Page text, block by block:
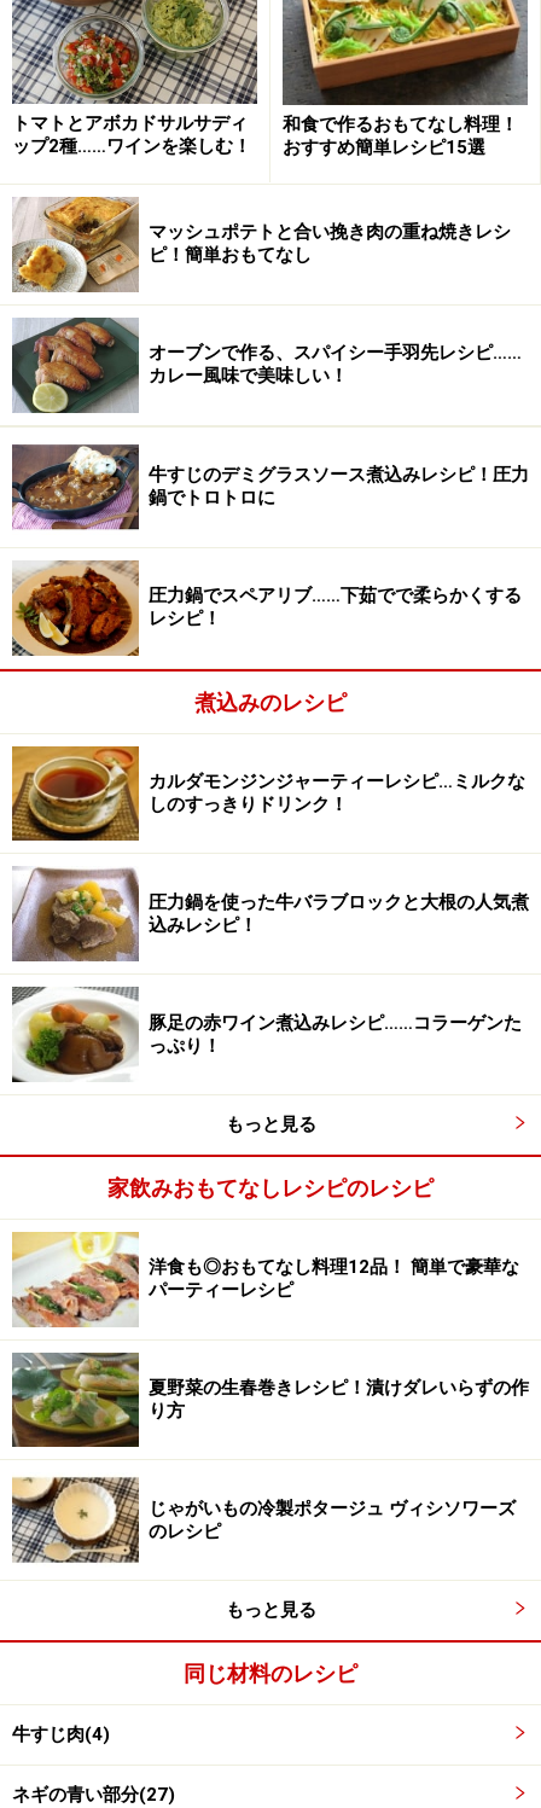
牛すじは赤身と白い部分が程よく混ざった、弾力のある
新鮮なものを選んでください。
牛すじ肉のデミグラス煮込みの作り方・手
順
■牛すじ肉の下ごしらえ
1
牛すじ肉の汚れを流水で洗う
牛すじ肉の血合いや汚れを流水で洗う
2
食べやすい大きさに切る
キッチンばさみで食べやすい大きさに切る
3
圧力鍋で牛すじ、ネギの青い部分、生姜を入れて２
０分間煮込む
圧力鍋に牛すじ、ネギの青い部分、生姜を入れてひたひ
たの水を注ぎ火にかける。
圧がかかったら２０分間煮込み、火を消して圧が自然に
抜けるのを待つ。
トマトとアボカドサルサディ
ップ2種……ワインを楽しむ！
和食で作るおもてなし料理！
おすすめ簡単レシピ15選
マッシュポテトと合い挽き肉の重ね焼きレシ
ピ！簡単おもてなし
オーブンで作る、スパイシー手羽先レシピ……
カレー風味で美味しい！
牛すじのデミグラスソース煮込みレシピ！圧力
鍋でトロトロに
圧力鍋でスペアリブ……下茹でで柔らかくする
レシピ！
煮込みのレシピ
カルダモンジンジャーティーレシピ…ミルクな
しのすっきりドリンク！
圧力鍋を使った牛バラブロックと大根の人気煮
込みレシピ！
豚足の赤ワイン煮込みレシピ……コラーゲンた
っぷり！
もっと見る
家飲みおもてなしレシピのレシピ
洋食も◎おもてなし料理12品！ 簡単で豪華な
パーティーレシピ
夏野菜の生春巻きレシピ！漬けダレいらずの作
り方
じゃがいもの冷製ポタージュ ヴィシソワーズ
のレシピ
もっと見る
同じ材料のレシピ
牛すじ肉(4)
ネギの青い部分(27)